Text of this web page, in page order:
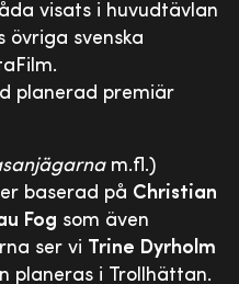
visats i huvudtävlan
övriga svenska
planerad premiär
m.fl.)
baserad på Christian
Fog som även
ser vi Trine Dyrholm
planeras i Trollhättan.